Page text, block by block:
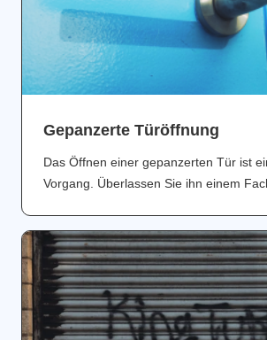
Gepanzerte Türöffnung
Das Öffnen einer gepanzerten Tür ist
Vorgang. Überlassen Sie ihn einem